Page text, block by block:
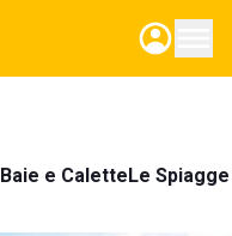
Baie e CaletteLe